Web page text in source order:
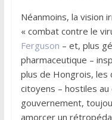
Néanmoins, la vision
« combat contre le
Ferguson – et, plus
pharmaceutique –
plus de Hongrois, les
citoyens – hostiles
gouvernement,
amorcer un